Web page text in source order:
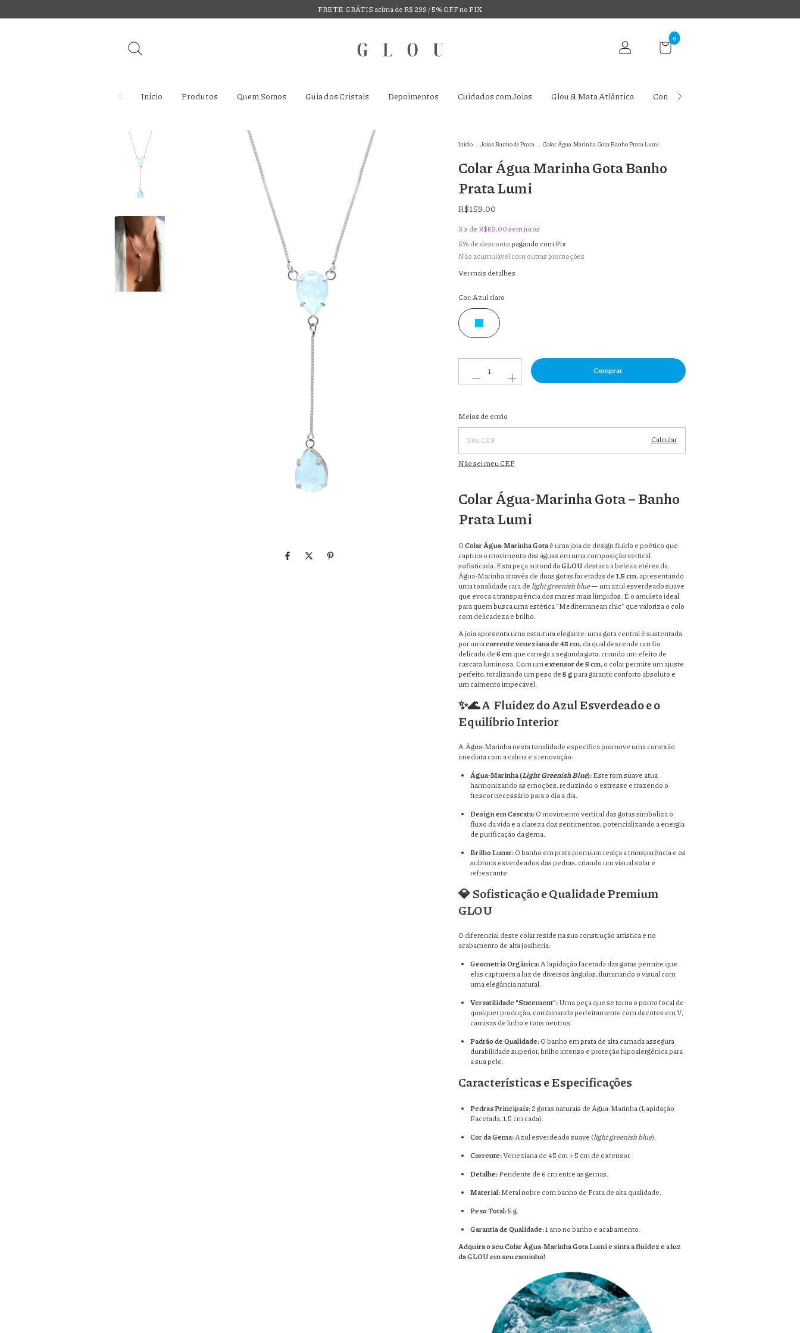
FRETE GRÁTIS acima de R$ 299 / 5% OFF no PIX
0
Início Produtos Quem Somos Guia dos Cristais Depoimentos Cuidados com Joias Glou & Mata Atlântica Contato
Início . Joias Banho de Prata . Colar Água Marinha Gota Banho Prata Lumi
Colar Água Marinha Gota Banho
Prata Lumi
R$159,00
3 x de R$53,00sem juros
5% de descontopagando com Pix
Não acumulável com outras promoções
Ver mais detalhes
Cor:Azul claro
Entregas para o CEP:
CEP
Meios de envio
Calcular
Não sei meu CEP
Colar Água-Marinha Gota – Banho
Prata Lumi
OColar Água-Marinha Gotaé uma joia de design fluído e poético que
captura o movimento das águas em uma composição vertical
sofisticada. Esta peça autoral daGLOUdestaca a beleza etérea da
Água-Marinha através de duas gotas facetadas de1,5 cm, apresentando
uma tonalidade rara delight greenish blue— um azul esverdeado suave
que evoca a transparência dos mares mais límpidos. É o amuleto ideal
para quem busca uma estética "Mediterranean chic" que valoriza o colo
com delicadeza e brilho.
A joia apresenta uma estrutura elegante: uma gota central é sustentada
por umacorrente veneziana de 45 cm, da qual descende um fio
delicado de6 cmque carrega a segunda gota, criando um efeito de
cascata luminosa. Com umextensor de 5 cm, o colar permite um ajuste
perfeito, totalizando um peso de5 gpara garantir conforto absoluto e
um caimento impecável.
✨🌊 A Fluidez do Azul Esverdeado e o
Equilíbrio Interior
A Água-Marinha nesta tonalidade específica promove uma conexão
imediata com a calma e a renovação:
Água-Marinha (Light Greenish Blue):Este tom suave atua
harmonizando as emoções, reduzindo o estresse e trazendo o
frescor necessário para o dia a dia.
Design em Cascata:O movimento vertical das gotas simboliza o
fluxo da vida e a clareza dos sentimentos, potencializando a energia
de purificação da gema.
Brilho Lunar:O banho em prata premium realça a transparência e os
subtons esverdeados das pedras, criando um visual solar e
refrescante.
💎 Sofisticação e Qualidade Premium
GLOU
O diferencial deste colar reside na sua construção artística e no
acabamento de alta joalheria:
Geometria Orgânica:A lapidação facetada das gotas permite que
elas capturem a luz de diversos ângulos, iluminando o visual com
uma elegância natural.
Versatilidade "Statement":Uma peça que se torna o ponto focal de
qualquer produção, combinando perfeitamente com decotes em V,
camisas de linho e tons neutros.
Padrão de Qualidade:O banho em prata de alta camada assegura
durabilidade superior, brilho intenso e proteção hipoalergênica para
a sua pele.
Características e Especificações
Pedras Principais:2 gotas naturais de Água-Marinha (Lapidação
Facetada, 1,5 cm cada).
Cor da Gema:Azul esverdeado suave (light greenish blue).
Corrente:Veneziana de 45 cm + 5 cm de extensor.
Detalhe:Pendente de 6 cm entre as gemas.
Material:Metal nobre com banho de Prata de alta qualidade.
Peso Total:5 g.
Garantia de Qualidade:1 ano no banho e acabamento.
Adquira o seu Colar Água-Marinha Gota Lumi e sinta a fluidez e a luz
da GLOU em seu caminho!